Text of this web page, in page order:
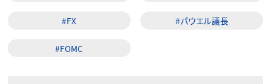
#FX #パウエル議長
#FOMC